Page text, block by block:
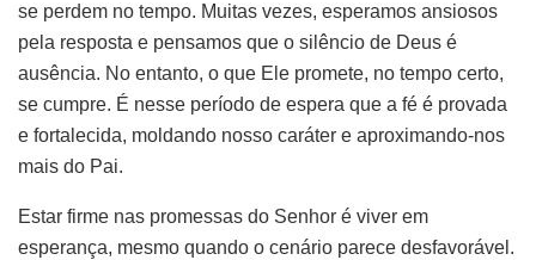
se perdem no tempo. Muitas vezes, esperamos ansiosos
pela resposta e pensamos que o silêncio de Deus é
ausência. No entanto, o que Ele promete, no tempo certo,
se cumpre. É nesse período de espera que a fé é provada
e fortalecida, moldando nosso caráter e aproximando-nos
mais do Pai.
Estar firme nas promessas do Senhor é viver em
esperança, mesmo quando o cenário parece desfavorável.